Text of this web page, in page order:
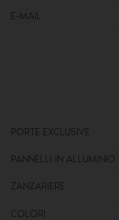
E-MAIL
PORTE EXCLUSIVE
PANNELLI IN ALLUMINIO
ZANZARIERE
COLORI